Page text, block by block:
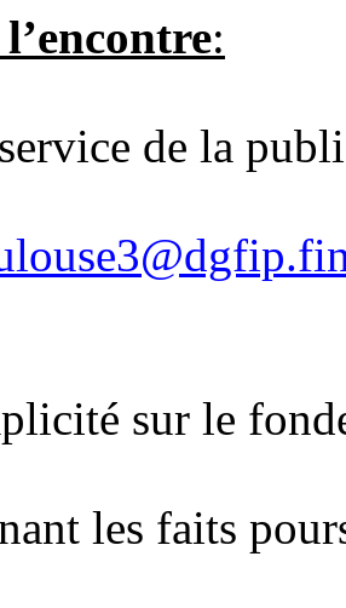
l’encontre:
de la
sur le
les faits